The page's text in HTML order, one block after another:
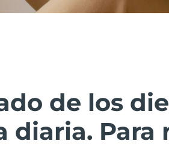
de los
diaria. Para